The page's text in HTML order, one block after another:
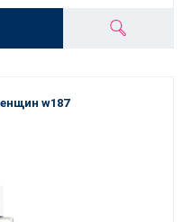
w187